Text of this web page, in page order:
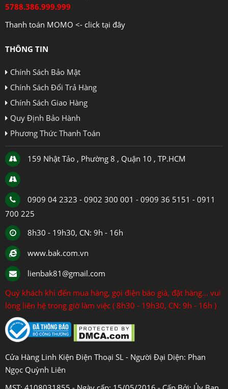
5788.386.999.999
Thanh toán MOMO <- click tại đây
THÔNG TIN
Chính Sách Bảo Mật
Chính Sách Đổi Trả Hàng
Chính Sách Giao Hàng
Quy Định Bảo Hành
Phương Thức Thanh Toán
159 Nhật Tảo , Phường 8 , Quận 10 , TP.HCM
0909 04 2323 - 0902 300 001 - 0909 36 5151 - 0911
700 225
8h30 - 19h30, CN: 9h - 16h
www.bak.com.vn
lienbak81@gmail.com
Quý khách khi đến mua hàng, gọi điện báo giá, đặt hàng... vui
lòng liên hệ trong giờ làm việc ( 8h30 - 19h30, CN: 9h - 16h )
Cửa Hàng Linh Kiện Điện Thoại SL - Người Đại Diện: Phan
Ngọc Quỳnh Liên